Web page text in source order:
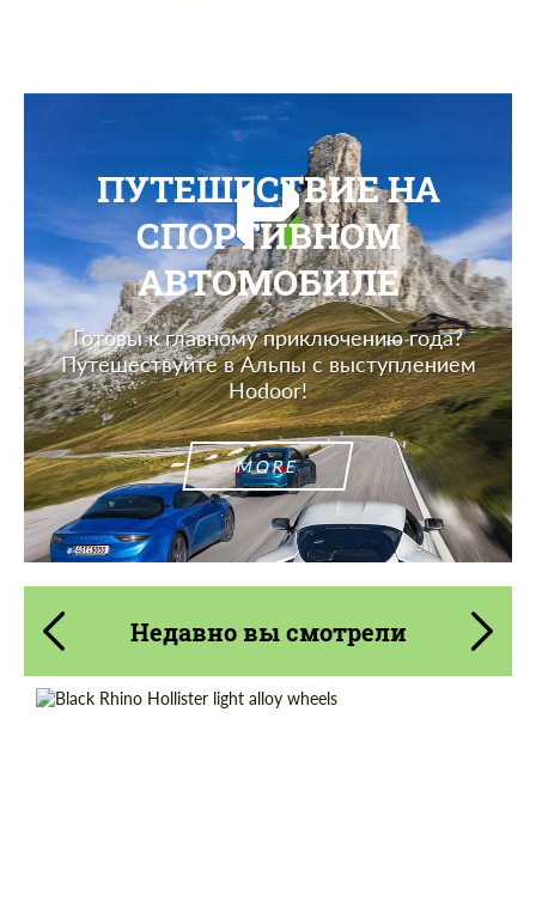
ПУТЕШЕСТВИЕ НА
СПОРТИВНОМ
АВТОМОБИЛЕ
Готовы к главному приключению года?
Путешествуйте в Альпы с выступлением
Hodoor!
MORE
Недавно вы смотрели